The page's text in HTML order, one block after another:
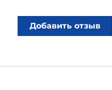
Добавить отзыв